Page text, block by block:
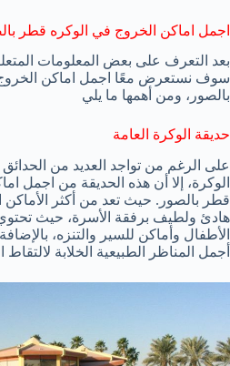
اجمل اماكن الخروج في الوكره قطر
بعد التعرف على بعض المعلومات
سوف نستعرض معًا اجمل اماكن
بالصور، ومن أهمها ما يلي
حديقة الوكرة العامة
على الرغم من تواجد العديد من
الوكرة، إلا أن هذه الحديقة من اجمل
قطر بالصور. حيث تعد من أكثر
هادئ ولطيف برفقة الأسرة، حيث
الأطفال وأماكن للسير والتنزه،
أجمل المناظر الطبيعية الخلابة لالتقاط